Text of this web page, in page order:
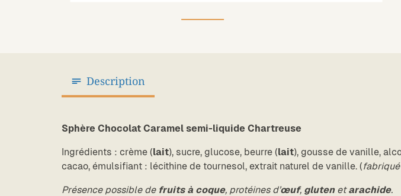
Description
Sphère Chocolat Caramel semi-liquide Chartreuse
Ingrédients : crème (lait), sucre, glucose, beurre (lait), gousse de vanille,
cacao, émulsifiant : lécithine de tournesol, extrait naturel de vanille. (
Présence possible de fruits à coque, protéines d’œuf, glutenetarachide.